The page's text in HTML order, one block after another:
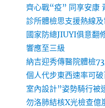
齊心戰“疫” 同享安康
診所體檢思支援熱線
國家防總JIUYI俱意翻
響應至三級
納吉迎秀傳醫院體檢
個人代步東西速率可
室內設計”姿勢騎行被
勿洛肺結核X光檢查億